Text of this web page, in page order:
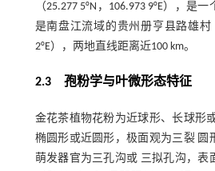
（25.277 5°N，106.973 9°E），是
是南盘江流域的贵州册亨县路雄村
2°E），两地直线距离近100 km。
2.3 孢粉学与叶微形态特征
金花茶植物花粉为近球形、长球形
椭圆形或近圆形，极面观为三裂 圆
萌发器官为三孔沟或 三拟孔沟，表